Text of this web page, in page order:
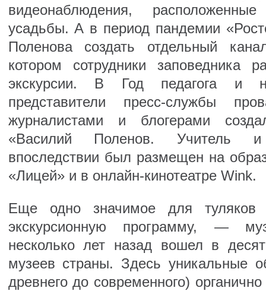
видеонаблюдения,
усадьбы. А в период пандемии
Поленова создать отдельный
котором сотрудники заповедника
экскурсии. В Год педагога и
представители пресс-службы
журналистами и блогерами
«Василий Поленов. Учитель и
впоследствии был размещен на
«Лицей» и в онлайн-кинотеатре Wink.
Еще одно значимое для туляков
экскурсионную программу, —
несколько лет назад вошел в
музеев страны. Здесь уникальные
древнего до современного)